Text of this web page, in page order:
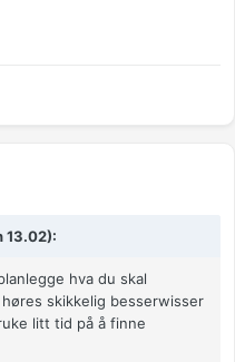
13.02):
hva du skal
skikkelig besserwisser
litt tid på å finne